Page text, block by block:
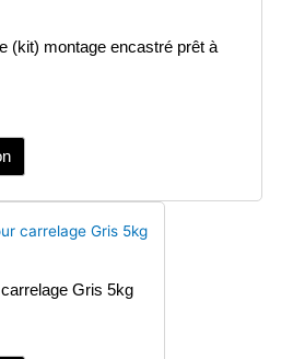
(kit) montage encastré prêt à
Gris 5kg